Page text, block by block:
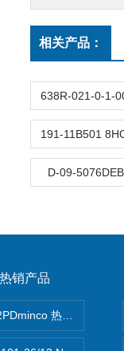
相关产品：
D-09-
热销产品
热电阻